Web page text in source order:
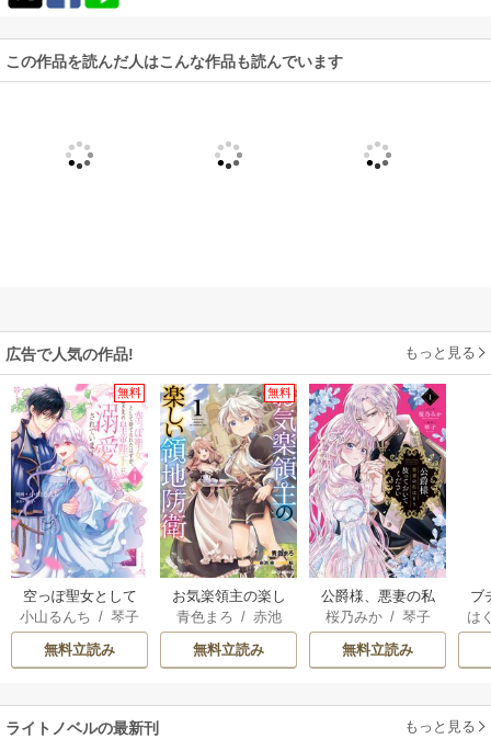
この作品を読んだ人はこんな作品も読んでいます
広告で人気の作品! もっと見る
無料
空っぽ聖女として
捨てられたはず
が、嫁ぎ先の皇帝
陛下に溺愛されて
小山るんち /琴子
無料立読み
無料
お気楽領主の楽し
い領地防衛
青色まろ / 赤池
宗/転
無料立読み
公爵様、悪妻の私
はもう放っておい
てください
桜乃みか/ 琴子
無料立読み
ブ
復
は
ライトノベルの最新刊 もっと見る